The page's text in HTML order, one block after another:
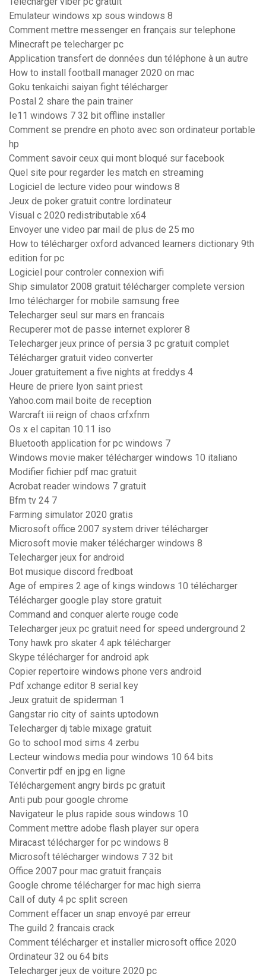
Emulateur windows xp sous windows 8
Comment mettre messenger en français sur telephone
Minecraft pe telecharger pc
Application transfert de données dun téléphone à un autre
How to install football manager 2020 on mac
Goku tenkaichi saiyan fight télécharger
Postal 2 share the pain trainer
Ie11 windows 7 32 bit offline installer
Comment se prendre en photo avec son ordinateur portable
hp
Comment savoir ceux qui mont bloqué sur facebook
Quel site pour regarder les match en streaming
Logiciel de lecture video pour windows 8
Jeux de poker gratuit contre lordinateur
Visual c 2020 redistributable x64
Envoyer une video par mail de plus de 25 mo
How to télécharger oxford advanced learners dictionary 9th
edition for pc
Logiciel pour controler connexion wifi
Ship simulator 2008 gratuit télécharger complete version
Imo télécharger for mobile samsung free
Telecharger seul sur mars en francais
Recuperer mot de passe internet explorer 8
Telecharger jeux prince of persia 3 pc gratuit complet
Télécharger gratuit video converter
Jouer gratuitement a five nights at freddys 4
Heure de priere lyon saint priest
Yahoo.com mail boite de reception
Warcraft iii reign of chaos crfxfnm
Os x el capitan 10.11 iso
Bluetooth application for pc windows 7
Windows movie maker télécharger windows 10 italiano
Modifier fichier pdf mac gratuit
Acrobat reader windows 7 gratuit
Bfm tv 24 7
Farming simulator 2020 gratis
Microsoft office 2007 system driver télécharger
Microsoft movie maker télécharger windows 8
Telecharger jeux for android
Bot musique discord fredboat
Age of empires 2 age of kings windows 10 télécharger
Télécharger google play store gratuit
Command and conquer alerte rouge code
Telecharger jeux pc gratuit need for speed underground 2
Tony hawk pro skater 4 apk télécharger
Skype télécharger for android apk
Copier repertoire windows phone vers android
Pdf xchange editor 8 serial key
Jeux gratuit de spiderman 1
Gangstar rio city of saints uptodown
Telecharger dj table mixage gratuit
Go to school mod sims 4 zerbu
Lecteur windows media pour windows 10 64 bits
Convertir pdf en jpg en ligne
Téléchargement angry birds pc gratuit
Anti pub pour google chrome
Navigateur le plus rapide sous windows 10
Comment mettre adobe flash player sur opera
Miracast télécharger for pc windows 8
Microsoft télécharger windows 7 32 bit
Office 2007 pour mac gratuit français
Google chrome télécharger for mac high sierra
Call of duty 4 pc split screen
Comment effacer un snap envoyé par erreur
The guild 2 francais crack
Comment télécharger et installer microsoft office 2020
Ordinateur 32 ou 64 bits
Telecharger jeux de voiture 2020 pc